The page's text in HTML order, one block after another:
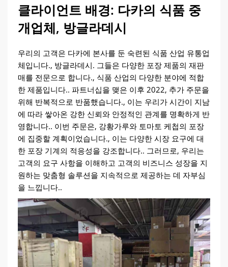
클라이언트 배경: 다카의 식품 중
개업체, 방글라데시
우리의 고객은 다카에 본사를 둔 숙련된 식품 산업 유통업
체입니다., 방글라데시. 그들은 다양한 포장 제품의 재판
매를 전문으로 합니다., 식품 산업의 다양한 분야에 적합
한 제품입니다.. 파트너십을 맺은 이후 2022, 추가 주문을
위해 반복적으로 반품했습니다., 이는 우리가 시간이 지남
에 따라 쌓아온 강한 신뢰와 안정적인 관계를 명확하게 반
영합니다.. 이번 주문은, 강황가루와 토마토 케첩의 포장
에 집중할 계획이었습니다., 이는 다양한 시장 요구에 대
한 포장 기계의 적응성을 강조합니다.. 그러므로, 우리는
고객의 요구 사항을 이해하고 고객의 비즈니스 성장을 지
원하는 맞춤형 솔루션을 지속적으로 제공하는 데 자부심
을 느낍니다..